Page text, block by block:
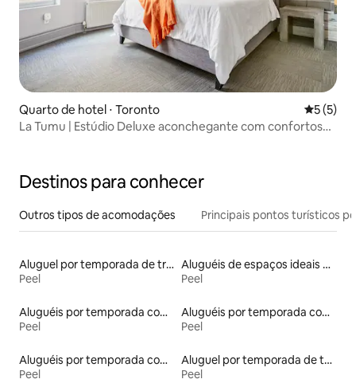
Quarto de hotel ⋅ Toronto 5 de
5 (5)
La Tumu | Estúdio Deluxe aconchegante com confortos
Destinos para conhecer
Outros tipos de acomodações Principais pontos turísticos
Aluguel por temporada de trailers
Peel
Aluguéis de espaços ideais para famílias
Peel
Aluguéis por temporada com acesso à praia
Peel
Aluguéis por temporada com caiaque
Peel
Aluguéis por temporada com cama de altura acessível
Peel
Aluguel por temporada de townhouses
Peel